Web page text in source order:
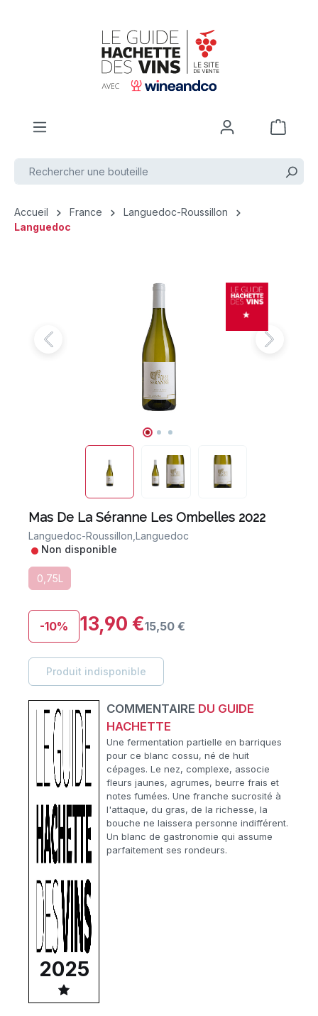
Accueil France
Languedoc-Roussillon
Languedoc
Mas De La Séranne Les Ombelles 2022
Languedoc-Roussillon, Languedoc
•Non disponible
0,75L
-10% 13,90 €15,50 €
Produit indisponible
2025
COMMENTAIRE DU GUIDE
HACHETTE
Une fermentation partielle en barriques
pour ce blanc cossu, né de huit
cépages. Le nez, complexe, associe
fleurs jaunes, agrumes, beurre frais et
notes fumées. Une franche sucrosité à
l'attaque, du gras, de la richesse, la
bouche ne laissera personne indifférent.
Un blanc de gastronomie qui assume
parfaitement ses rondeurs.